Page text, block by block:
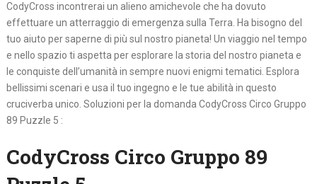
CodyCross incontrerai un alieno amichevole che ha dovuto
effettuare un atterraggio di emergenza sulla Terra. Ha bisogno del
tuo aiuto per saperne di più sul nostro pianeta! Un viaggio nel tempo
e nello spazio ti aspetta per esplorare la storia del nostro pianeta e
le conquiste dell’umanità in sempre nuovi enigmi tematici. Esplora
bellissimi scenari e usa il tuo ingegno e le tue abilità in questo
cruciverba unico. Soluzioni per la domanda CodyCross Circo Gruppo
89 Puzzle 5 :
CodyCross Circo Gruppo 89